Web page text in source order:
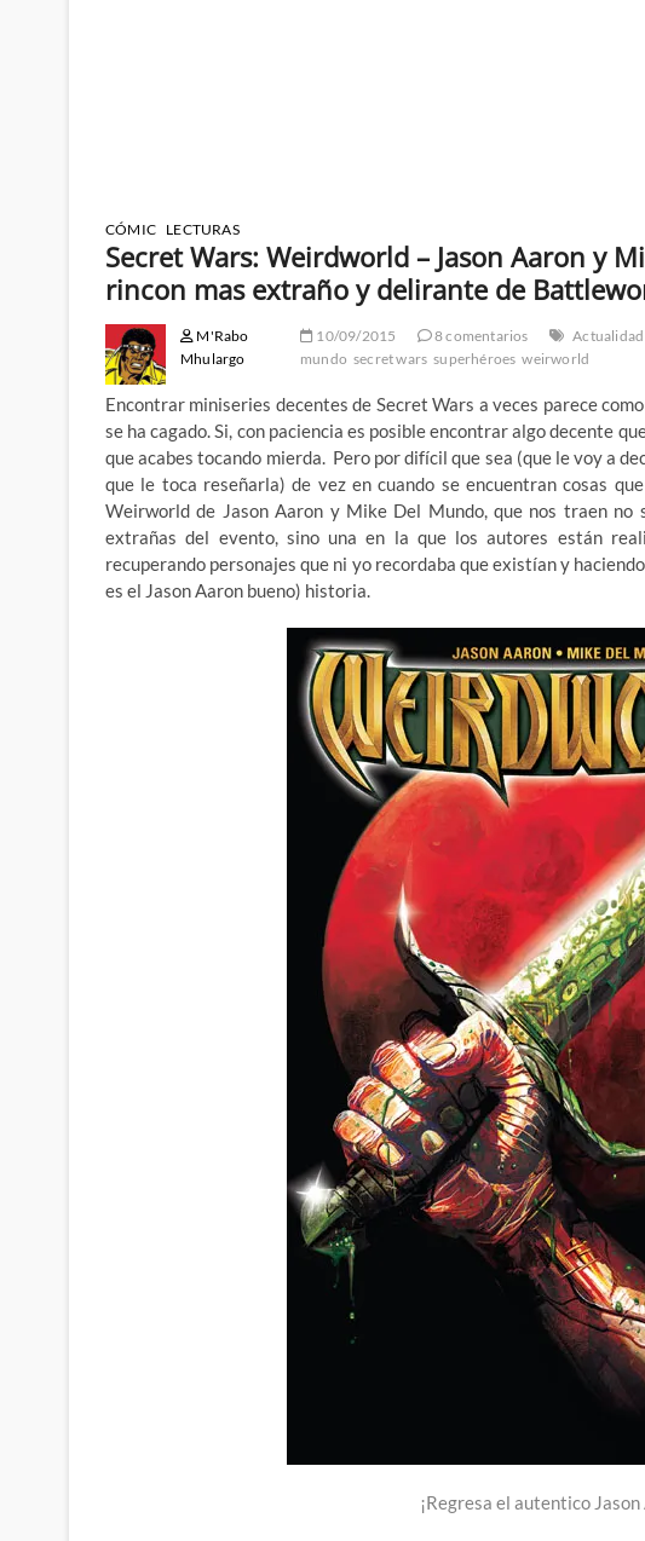
CÓMIC LECTURAS
Secret Wars: Weirdworld – Jason Aaron y
rincon mas extraño y delirante de
M'Rabo
Mhulargo
10/09/2015 8 comentarios Actualidad
mundo secret wars superhéroes weirworld
Encontrar miniseries decentes de Secret Wars a veces parece
se ha cagado. Si, con paciencia es posible encontrar algo decente
que acabes tocando mierda. Pero por difícil que sea (que le voy a
que le toca reseñarla) de vez en cuando se encuentran cosas
Weirworld de Jason Aaron y Mike Del Mundo, que nos traen no
extrañas del evento, sino una en la que los autores están
recuperando personajes que ni yo recordaba que existían y
es el Jason Aaron bueno) historia.
¡Regresa el autentico